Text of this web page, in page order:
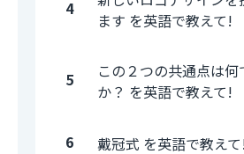
4
ます を英語で教えて!
5
この２つの共通点は何
か？ を英語で教えて!
6 戴冠式 を英語で教え